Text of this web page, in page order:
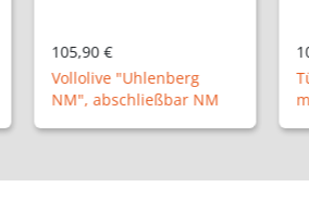
NM
Türknauf Set "Elze",
mm, Messing patiniert